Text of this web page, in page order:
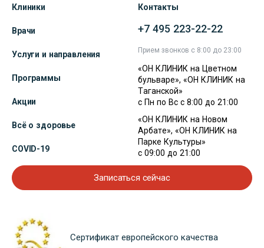
Клиники
Врачи
Услуги и направления
Программы
Акции
Всё о здоровье
COVID-19
Контакты
+7 495 223-22-22
Прием звонков с 8:00 до 23:00
«ОН КЛИНИК на Цветном
бульваре», «ОН КЛИНИК на
Таганской»
с Пн по Вс с 8:00 до 21:00
«ОН КЛИНИК на Новом
Арбате», «ОН КЛИНИК на
Парке Культуры»
с 09:00 до 21:00
Записаться сейчас
Сертификат европейского качества